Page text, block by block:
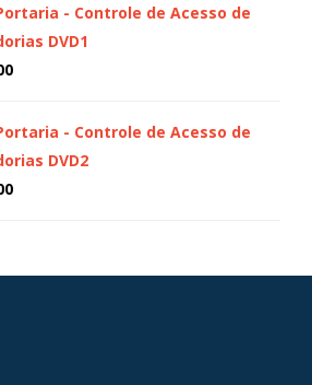
- Controle de Acesso de
DVD1
- Controle de Acesso de
DVD2